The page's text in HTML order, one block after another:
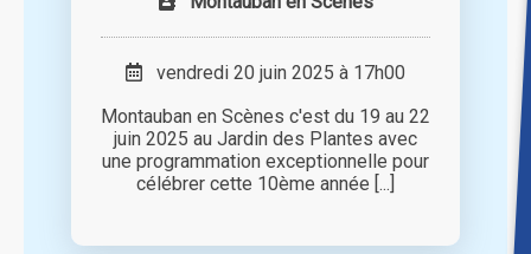
vendredi 20 juin 2025 à 17h00
Montauban en Scènes c'est du 19 au 22
juin 2025 au Jardin des Plantes avec
une programmation exceptionnelle pour
célébrer cette 10ème année [...]